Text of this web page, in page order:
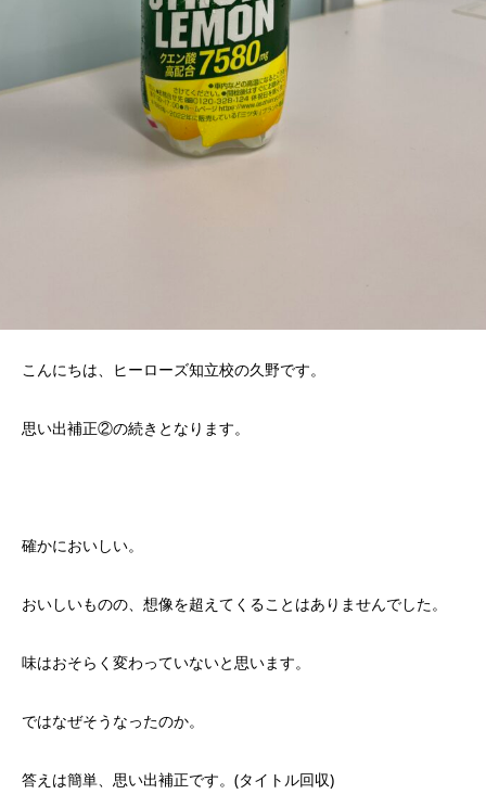
こんにちは、ヒーローズ知立校の久野です。
思い出補正②の続きとなります。
確かにおいしい。
おいしいものの、想像を超えてくることはありませんでした。
味はおそらく変わっていないと思います。
ではなぜそうなったのか。
答えは簡単、思い出補正です。(タイトル回収)